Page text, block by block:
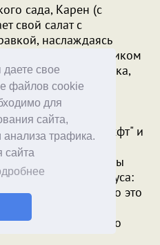
свое
файлов cookie
для
сайта,
трафика.
сайта
сада, Карен (с
свой салат с
наслаждаясь
За соседни столиком
сотрудников парка,
"Фуурхт"
это точно "Фырррт"
третий. Это "Хрухфт" и
столику и с высоты
и оциального статуса:
что вмешиваюсь, но это
К-Т" и никак иначе.
Карен гордо